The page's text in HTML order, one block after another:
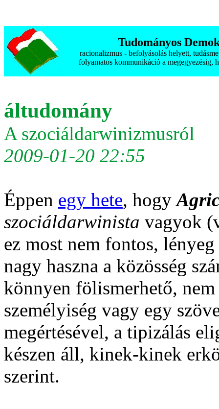
Tudományos
racionalizmus - befolyásolás helyett,
folyamatos kommunikáció a megegyezésig,
áltudomány
A szociáldarwinizmusról
2009-01-20 22:55
Éppen egy hete, hogy
szociáldarwinista vagyok
ez most nem fontos,
nagy haszna a közösség
könnyen fölismerhető,
személyiség vagy egy
megértésével, a tipizálás
készen áll, kinek-kinek
szerint.